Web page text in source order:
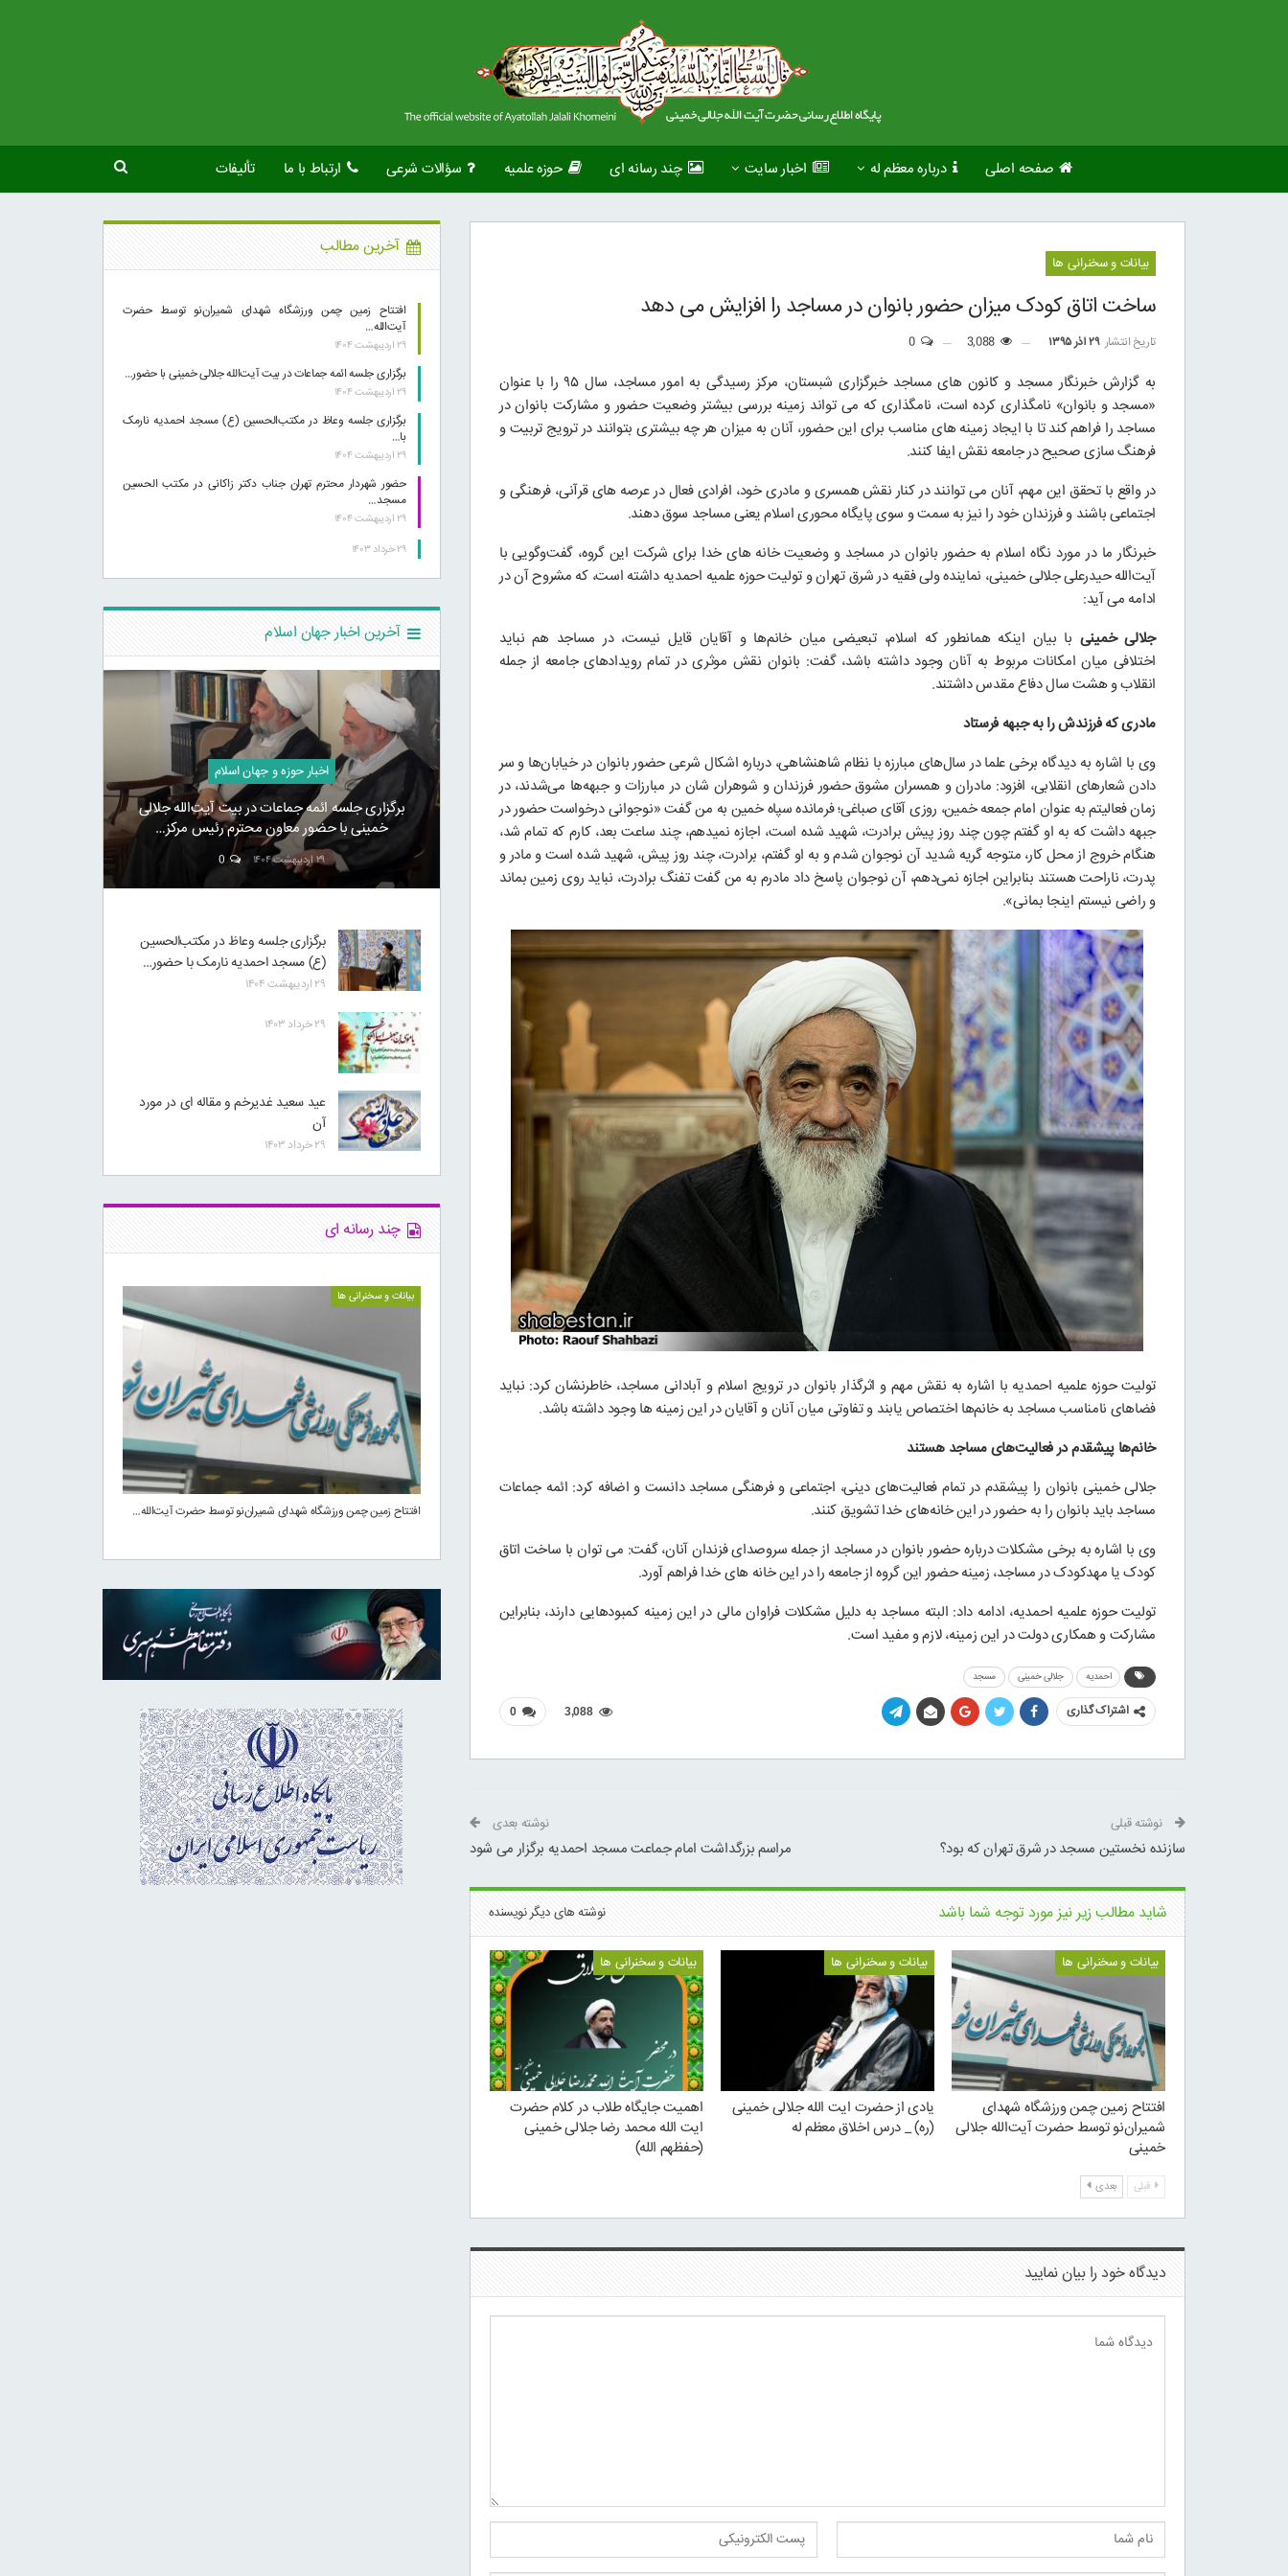
صفحه اصلی درباره معظم له اخبار سایت چند رسانه ای حوزه علمیه سؤالات شرعی ارتباط با ما تألیفات
بیانات و سخنرانی ها
ساخت اتاق کودک میزان حضور بانوان در مساجد را افزایش می دهد
تاریخ انتشار ۲۹ آذر ۱۳۹۵
به گزارش خبرنگار مسجد و کانون های مساجد خبرگزاری شبستان، مرکز رسیدگی به امور مساجد، سال ۹۵ را با عنوان
«مسجد و بانوان» نامگذاری کرده است، نامگذاری که می تواند زمینه بررسی بیشتر وضعیت حضور و مشارکت بانوان در
مساجد را فراهم کند تا با ایجاد زمینه های مناسب برای این حضور، آنان به میزان هر چه بیشتری بتوانند در ترویج تربیت و
فرهنگ سازی صحیح در جامعه نقش ایفا کنند.
در واقع با تحقق این مهم، آنان می توانند در کنار نقش همسری و مادری خود، افرادی فعال در عرصه های قرآنی، فرهنگی و
اجتماعی باشند و فرزندان خود را نیز به سمت و سوی پایگاه محوری اسلام یعنی مساجد سوق دهند.
خبرنگار ما در مورد نگاه اسلام به حضور بانوان در مساجد و وضعیت خانه های خدا برای شرکت این گروه، گفت‌و‌گویی با
آیت‌الله حیدرعلی جلالی خمینی، نماینده ولی فقیه در شرق تهران و تولیت حوزه علمیه احمدیه داشته است، که مشروح آن در
ادامه می آید:
جلالی خمینی با بیان اینکه همانطور که اسلام، تبعیضی میان خانم‌ها و آقایان قایل نیست، در مساجد هم نباید
اختلافی میان امکانات مربوط به آنان وجود داشته باشد، گفت: بانوان نقش موثری در تمام رویدادهای جامعه از جمله
انقلاب و هشت سال دفاع مقدس داشتند.
مادری که فرزندش را به جبهه فرستاد
وی با اشاره به دیدگاه برخی علما در سال‌های مبارزه با نظام شاهنشاهی، درباره اشکال شرعی حضور بانوان در خیابان‌ها و سر
دادن شعارهای انقلابی، افزود: مادران و همسران مشوق حضور فرزندان و شوهران شان در مبارزات و جبهه‌ها می‌شدند، در
زمان فعالیتم به عنوان امام جمعه خمین، روزی آقای صباغی؛ فرمانده سپاه خمین به من گفت «نوجوانی درخواست حضور در
جبهه داشت که به او گفتم چون چند روز پیش برادرت، شهید شده است، اجازه نمیدهم، چند ساعت بعد، کارم که تمام شد،
هنگام خروج از محل کار، متوجه گریه شدید آن نوجوان شدم و به او گفتم، برادرت، چند روز پیش، شهید شده است و مادر و
پدرت، ناراحت هستند بنابراین اجازه نمی‌دهم، آن نوجوان پاسخ داد مادرم به من گفت تفنگ برادرت، نباید روی زمین بماند
و راضی نیستم اینجا بمانی».
تولیت حوزه علمیه احمدیه با اشاره به نقش مهم و اثرگذار بانوان در ترویج اسلام و آبادانی مساجد، خاطرنشان کرد: نباید
فضاهای نامناسب مساجد به خانم‌ها اختصاص یابند و تفاوتی میان آنان و آقایان در این زمینه ها وجود داشته باشد.
خانم‌ها پیشقدم در فعالیت‌های مساجد هستند
جلالی خمینی بانوان را پیشقدم در تمام فعالیت‌های دینی، اجتماعی و فرهنگی مساجد دانست و اضافه کرد: ائمه جماعات
مساجد باید بانوان را به حضور در این خانه‌های خدا تشویق کنند.
وی با اشاره به برخی مشکلات درباره حضور بانوان در مساجد از جمله سروصدای فزندان آنان، گفت: می توان با ساخت اتاق
کودک یا مهدکودک در مساجد، زمینه حضور این گروه از جامعه را در این خانه های خدا فراهم آورد.
تولیت حوزه علمیه احمدیه، ادامه داد: البته مساجد به دلیل مشکلات فراوان مالی در این زمینه کمبودهایی دارند، بنابراین
مشارکت و همکاری دولت در این زمینه، لازم و مفید است.
احمدیه جلالی خمینی مسجد
اشتراک گذاری 0 3,088
نوشته قبلی
سازنده نخستین مسجد در شرق تهران که بود؟
نوشته بعدی
مراسم بزرگداشت امام جماعت مسجد احمدیه برگزار می شود
شاید مطالب زیر نیز مورد توجه شما باشد نوشته های دیگر نویسنده
بیانات و سخنرانی ها
افتتاح زمین چمن ورزشگاه شهدای
شمیران‌نو توسط حضرت آیت‌الله جلالی
خمینی
بیانات و سخنرانی ها
یادی از حضرت ایت الله جلالی خمینی
(ره) _ درس اخلاق معظم له
بیانات و سخنرانی ها
اهمیت جایگاه طلاب در کلام حضرت
ایت الله محمد رضا جلالی خمینی
(حفظهم الله)
قبلی بعدی
دیدگاه خود را بیان نمایید
آخرین مطالب
افتتاح زمین چمن ورزشگاه شهدای شمیران‌نو توسط حضرت
آیت‌الله…
۲۹ اردیبهشت ۱۴۰۴
برگزاری جلسه ائمه جماعات در بیت آیت‌الله جلالی خمینی با حضور…
۲۹ اردیبهشت ۱۴۰۴
برگزاری جلسه وعاظ در مکتب‌الحسین (ع) مسجد احمدیه نارمک
با…
۲۹ اردیبهشت ۱۴۰۴
حضور شهردار محترم تهران جناب دکتر زاکانی در مکتب الحسین
مسجد…
۲۹ اردیبهشت ۱۴۰۴
۲۹ خرداد ۱۴۰۳
آخرین اخبار جهان اسلام
اخبار حوزه و جهان اسلام
برگزاری جلسه ائمه جماعات در بیت آیت‌الله جلالی
خمینی با حضور معاون محترم رئیس مرکز…
۲۹ اردیبهشت ۱۴۰۴ 0
برگزاری جلسه وعاظ در مکتب‌الحسین
(ع) مسجد احمدیه نارمک با حضور…
۲۹ اردیبهشت ۱۴۰۴
۲۹ خرداد ۱۴۰۳
عید سعید غدیرخم و مقاله ای در مورد
آن
۲۹ خرداد ۱۴۰۳
چند رسانه ای
بیانات و سخنرانی ها
افتتاح زمین چمن ورزشگاه شهدای شمیران‌نو توسط حضرت آیت‌الله…